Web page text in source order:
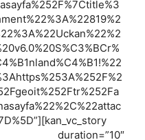
duration=”10″